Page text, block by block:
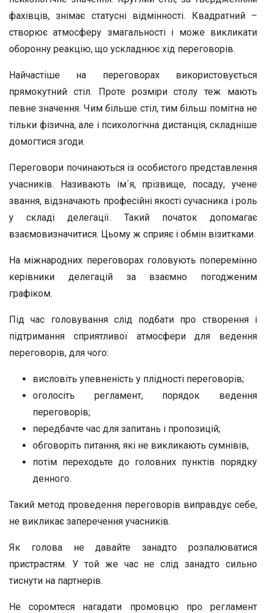
фахівців, знімає статусні відмінності. Квадратний –
створює атмосферу змагальності і може викликати
оборонну реакцію, що ускладнює хід переговорів.
Найчастіше на переговорах використовується
прямокутний стіл. Проте розміри столу теж мають
певне значення. Чим більше стіл, тим більш помітна не
тільки фізична, але і психологічна дистанція, складніше
домогтися згоди.
Переговори починаються із особистого представлення
учасників. Називають ім´я, прізвище, посаду, учене
звання, відзначають професійні якості сучасника і роль
у складі делегації. Такий початок допомагає
взаємовизначитися. Цьому ж сприяє і обмін візитками.
На міжнародних переговорах головують поперемінно
керівники делегацій за взаємно погодженим
графіком.
Під час головування слід подбати про створення і
підтримання сприятливої атмосфери для ведення
переговорів, для чого:
висловіть упевненість у плідності переговорів;
оголосіть регламент, порядок ведення
переговорів;
передбачте час для запитань і пропозицій;
обговоріть питання, які не викликають сумнівів,
потім переходьте до головних пунктів порядку
денного.
Такий метод проведення переговорів виправдує себе,
не викликає заперечення учасників.
Як голова не давайте занадто розпалюватися
пристрастям. У той же час не слід занадто сильно
тиснути на партнерів.
Не соромтеся нагадати промовцю про регламент